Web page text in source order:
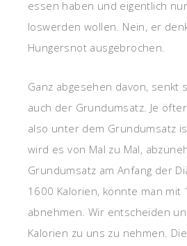
essen haben und eigentlich
loswerden wollen. Nein, er
Hungersnot ausgebrochen.
Ganz abgesehen davon, senkt
auch der Grundumsatz. Je
also unter dem Grundumsatz
wird es von Mal zu Mal,
Grundumsatz am Anfang der
1600 Kalorien, könnte man mit
abnehmen. Wir entscheiden
Kalorien zu uns zu nehmen.